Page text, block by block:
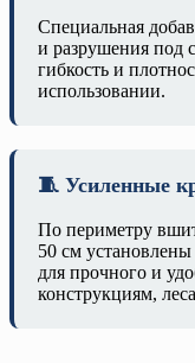
Специальная
и разрушения под
гибкость и
использовании.
🧵 Усиленные
По периметру
50 см
для прочного и
конструкциям,